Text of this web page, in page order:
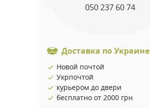
050 237 60 74
Доставка по Украине
Новой почтой
Укрпочтой
курьером до двери
бесплатно от 2000 грн